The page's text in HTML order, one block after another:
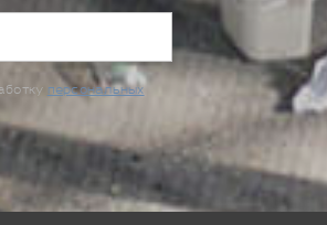
персональных